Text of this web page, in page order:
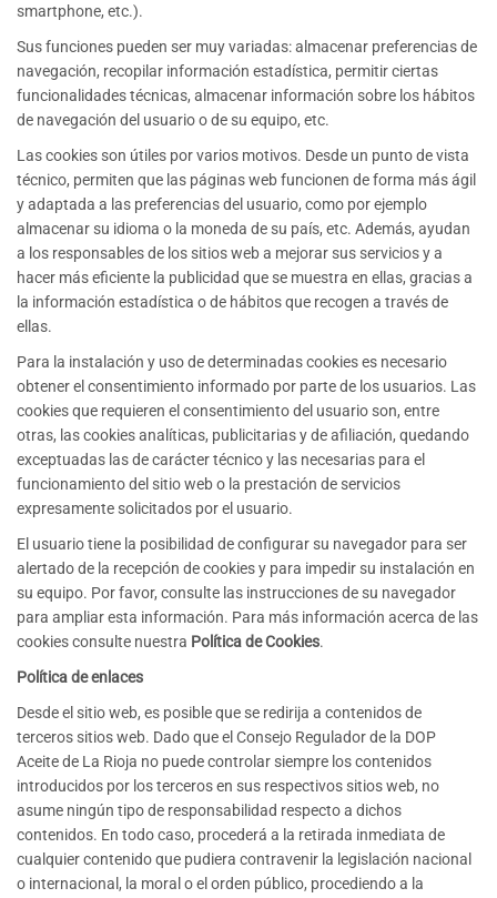
smartphone, etc.).
Sus funciones pueden ser muy variadas: almacenar preferencias de
navegación, recopilar información estadística, permitir ciertas
funcionalidades técnicas, almacenar información sobre los hábitos
de navegación del usuario o de su equipo, etc.
Las cookies son útiles por varios motivos. Desde un punto de vista
técnico, permiten que las páginas web funcionen de forma más ágil
y adaptada a las preferencias del usuario, como por ejemplo
almacenar su idioma o la moneda de su país, etc. Además, ayudan
a los responsables de los sitios web a mejorar sus servicios y a
hacer más eficiente la publicidad que se muestra en ellas, gracias a
la información estadística o de hábitos que recogen a través de
ellas.
Para la instalación y uso de determinadas cookies es necesario
obtener el consentimiento informado por parte de los usuarios. Las
cookies que requieren el consentimiento del usuario son, entre
otras, las cookies analíticas, publicitarias y de afiliación, quedando
exceptuadas las de carácter técnico y las necesarias para el
funcionamiento del sitio web o la prestación de servicios
expresamente solicitados por el usuario.
El usuario tiene la posibilidad de configurar su navegador para ser
alertado de la recepción de cookies y para impedir su instalación en
su equipo. Por favor, consulte las instrucciones de su navegador
para ampliar esta información. Para más información acerca de las
cookies consulte nuestra Política de Cookies.
Política de enlaces
Desde el sitio web, es posible que se redirija a contenidos de
terceros sitios web. Dado que el Consejo Regulador de la DOP
Aceite de La Rioja no puede controlar siempre los contenidos
introducidos por los terceros en sus respectivos sitios web, no
asume ningún tipo de responsabilidad respecto a dichos
contenidos. En todo caso, procederá a la retirada inmediata de
cualquier contenido que pudiera contravenir la legislación nacional
o internacional, la moral o el orden público, procediendo a la